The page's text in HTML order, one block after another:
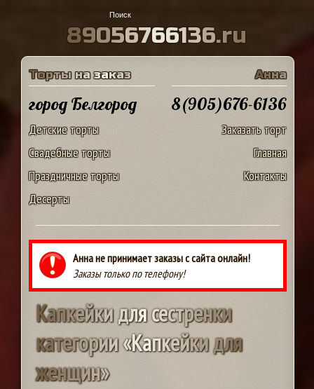
89056766136.ru
Торты на заказ
город Белгород
Детские торты
Свадебные торты
Праздничные торты
Десерты
Анна
8(905)676-6136
Заказать торт
Главная
Контакты
Анна не принимает заказы с сайта онлайн!
Заказы только по телефону!
Капкейкидлясестренки
категории«Капкейкидля
женщин»